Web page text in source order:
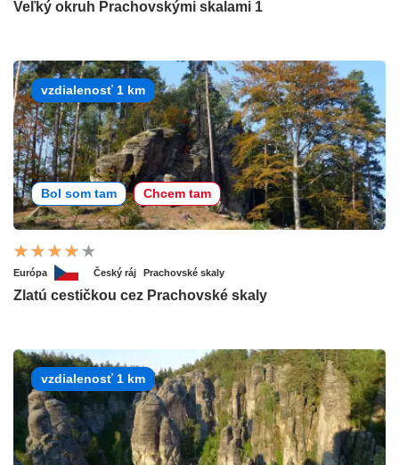
Veľký okruh Prachovskými skalami 1
vzdialenosť 1 km
Bol som tam Chcem tam
Európa Český ráj Prachovské skaly
Zlatú cestičkou cez Prachovské skaly
vzdialenosť 1 km